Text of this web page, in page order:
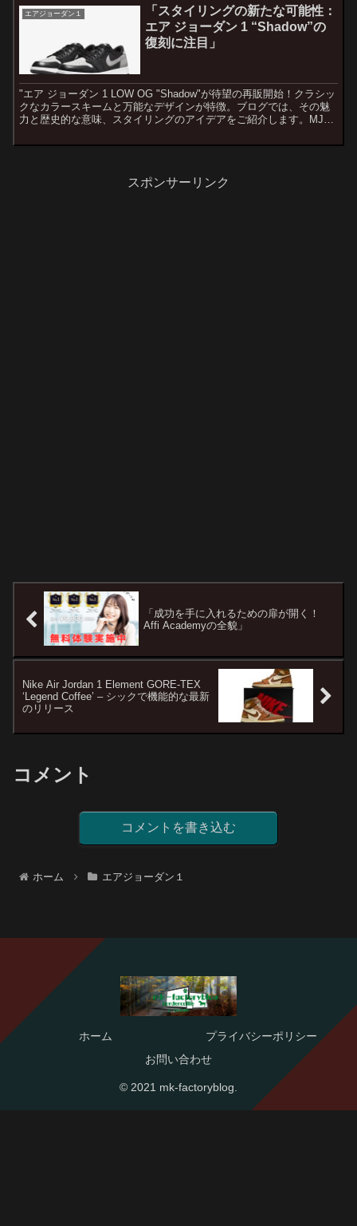
ントな仕上がりを演出しています。」
エアジョーダン１
「スタイリングの新たな可能性：
エア ジョーダン 1 “Shadow”の
復刻に注目」
"エア ジョーダン 1 LOW OG "Shadow"が待望の再販開始！クラシッ
クなカラースキームと万能なデザインが特徴。ブログでは、その魅
力と歴史的な意味、スタイリングのアイデアをご紹介します。MJの
びよう！"
スポンサーリンク
「成功を手に入れるための扉が開く！
Affi Academyの全貌」
Nike Air Jordan 1 Element GORE-TEX
‘Legend Coffee’ – シックで機能的な最新
のリリース
コメント
コメントを書き込む
ホーム エアジョーダン１
ホーム
プライバシーポリシー
お問い合わせ
© 2021 mk-factoryblog.